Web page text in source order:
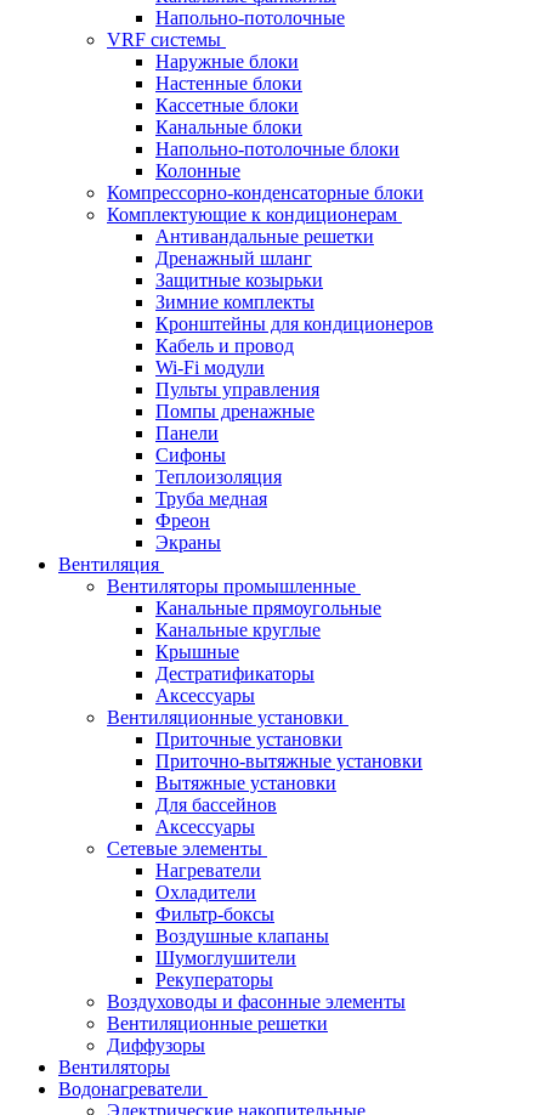
Напольно-потолочные
VRF системы
Наружные блоки
Настенные блоки
Кассетные блоки
Канальные блоки
Напольно-потолочные блоки
Колонные
Компрессорно-конденсаторные блоки
Комплектующие к кондиционерам
Антивандальные решетки
Дренажный шланг
Защитные козырьки
Зимние комплекты
Кронштейны для кондиционеров
Кабель и провод
Wi-Fi модули
Пульты управления
Помпы дренажные
Панели
Сифоны
Теплоизоляция
Труба медная
Фреон
Экраны
Вентиляция
Вентиляторы промышленные
Канальные прямоугольные
Канальные круглые
Крышные
Дестратификаторы
Аксессуары
Вентиляционные установки
Приточные установки
Приточно-вытяжные установки
Вытяжные установки
Для бассейнов
Аксессуары
Сетевые элементы
Нагреватели
Охладители
Фильтр-боксы
Воздушные клапаны
Шумоглушители
Рекуператоры
Воздуховоды и фасонные элементы
Вентиляционные решетки
Диффузоры
Вентиляторы
Водонагреватели
Электрические накопительные